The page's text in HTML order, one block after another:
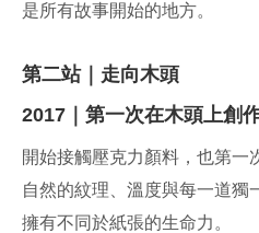
是所有故事開始的地方。
第二站｜走向木頭
2017｜第一次在木頭上創
開始接觸壓克力顏料，也第一
自然的紋理、溫度與每一道獨
擁有不同於紙張的生命力。